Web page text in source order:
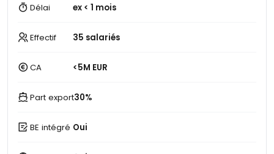
Délai ex < 1 mois
Effectif 35 salariés
CA <5M EUR
Part export30%
BE intégré Oui